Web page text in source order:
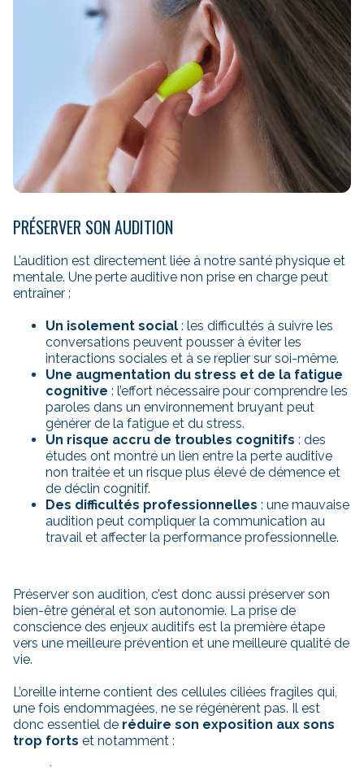
PRÉSERVER SON AUDITION
L’audition est directement liée à notre santé physique et
mentale. Une perte auditive non prise en charge peut
entraîner :
Un isolement social : les difficultés à suivre les
conversations peuvent pousser à éviter les
interactions sociales et à se replier sur soi-même.
Une augmentation du stress et de la fatigue
cognitive : l’effort nécessaire pour comprendre les
paroles dans un environnement bruyant peut
générer de la fatigue et du stress.
Un risque accru de troubles cognitifs : des
études ont montré un lien entre la perte auditive
non traitée et un risque plus élevé de démence et
de déclin cognitif.
Des difficultés professionnelles : une mauvaise
audition peut compliquer la communication au
travail et affecter la performance professionnelle.
Préserver son audition, c’est donc aussi préserver son
bien-être général et son autonomie. La prise de
conscience des enjeux auditifs est la première étape
vers une meilleure prévention et une meilleure qualité de
vie.
L’oreille interne contient des cellules ciliées fragiles qui,
une fois endommagées, ne se régénèrent pas. Il est
donc essentiel de réduire son exposition aux sons
trop forts et notamment :